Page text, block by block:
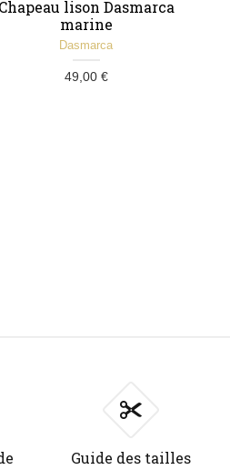
Chapeau lison Dasmarca
marine
Dasmarca
49,00 €
Guide des tailles